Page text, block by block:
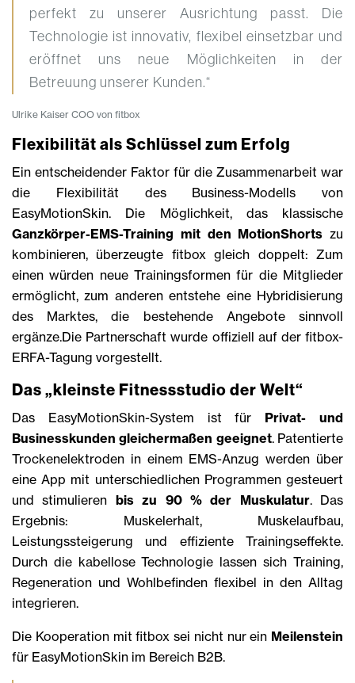
perfekt zu unserer Ausrichtung passt. Die
Technologie ist innovativ, flexibel einsetzbar und
eröffnet uns neue Möglichkeiten in der
Betreuung unserer Kunden.“
Ulrike Kaiser COO von fitbox
Flexibilität als Schlüssel zum Erfolg
Ein entscheidender Faktor für die Zusammenarbeit war
die Flexibilität des Business-Modells von
EasyMotionSkin. Die Möglichkeit, das klassische
Ganzkörper-EMS-Training mit den MotionShorts zu
kombinieren, überzeugte fitbox gleich doppelt: Zum
einen würden neue Trainingsformen für die Mitglieder
ermöglicht, zum anderen entstehe eine Hybridisierung
des Marktes, die bestehende Angebote sinnvoll
ergänze.Die Partnerschaft wurde offiziell auf der fitbox-
ERFA-Tagung vorgestellt.
Das „kleinste Fitnessstudio der Welt“
Das EasyMotionSkin-System ist für Privat- und
Businesskunden gleichermaßen geeignet. Patentierte
Trockenelektroden in einem EMS-Anzug werden über
eine App mit unterschiedlichen Programmen gesteuert
und stimulieren bis zu 90 % der Muskulatur. Das
Ergebnis: Muskelerhalt, Muskelaufbau,
Leistungssteigerung und effiziente Trainingseffekte.
Durch die kabellose Technologie lassen sich Training,
Regeneration und Wohlbefinden flexibel in den Alltag
integrieren.
Die Kooperation mit fitbox sei nicht nur ein Meilenstein
für EasyMotionSkin im Bereich B2B.